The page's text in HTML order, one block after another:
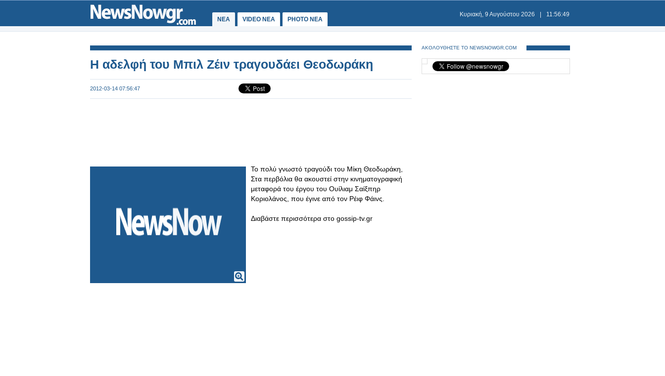
ΝΕΑ VIDEO NEA PHOTO NEA
Κυριακή, 9 Αυγούστου 2026 11:56:49
Η αδελφή του Μπιλ Ζέιν τραγουδάει Θεοδωράκη
2012-03-14 07:56:47
Το πολύ γνωστό τραγούδι του Μίκη Θεοδωράκη,
Στα περβόλια θα ακουστεί στην κινηματογραφική
μεταφορά του έργου του Ουίλιαμ Σαίξπηρ
Κοριολάνος, που έγινε από τον Ρέιφ Φάινς.
Διαβάστε περισσότερα στο gossip-tv.gr
ΑΚΟΛΟΥΘΗΣΤΕ ΤΟ NEWSNOWGR.COM